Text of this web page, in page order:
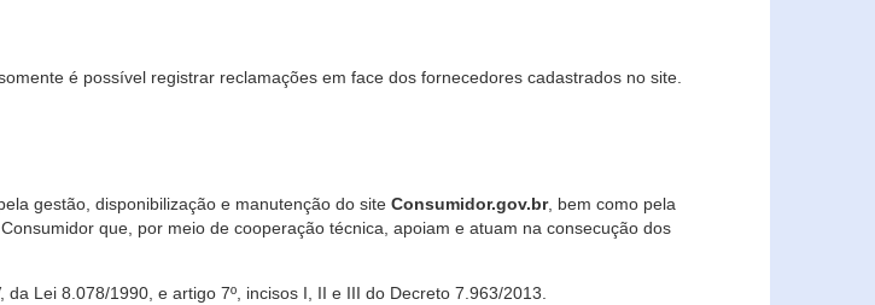
é possível registrar reclamações em face dos fornecedores cadastrados no site.
gestão, disponibilização e manutenção do site Consumidor.gov.br, bem como pela
que, por meio de cooperação técnica, apoiam e atuam na consecução dos
Lei 8.078/1990, e artigo 7º, incisos I, II e III do Decreto 7.963/2013.